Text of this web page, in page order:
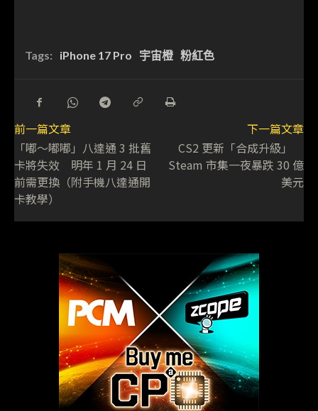
Tags: iPhone 17 Pro 宇宙橙 粉紅色
前一篇文章
「嘟～嘟嘟」八達通 3 批舊
卡將失效 明年 1 月 24 日
前需更換（附手機八達通開
卡教學）
下一篇文章
CS2 更新「合成升級」
Steam 市集一夜暴跌 30 億
美元